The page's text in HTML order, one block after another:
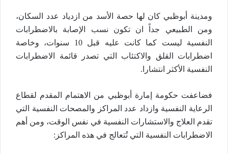
ومدينة أبوظبي كان لها حصة الأسد من ازدياد عدد السكان،
ومن الطبيعي جداً ان تكون نسب الإصابة بالاضطرابات
النفسية ليست كما كانت عليه قبل 10 سنوات، وخاصة
اضطرابات القلق والاكتئاب التي تصدر قائمة الاضطرابات
النفسية الأكثر انتشارا.
فضاعفت حكومة إمارة أبوظبي من الاهتمام المقدم لقطاع
الرعاية النفسية وازداد عدد المراكز والمصحات النفسية التي
تقدم العلاج والاستشارات النفسية في نفس الوقت، ومن أهم
الاضطرابات النفسية التي تُتعالج في هذه المراكز: